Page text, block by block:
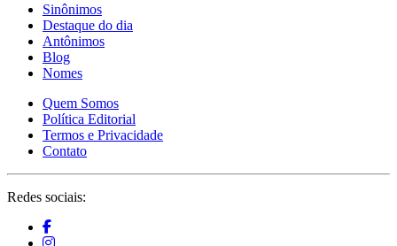
Sinônimos
Destaque do dia
Antônimos
Blog
Nomes
Quem Somos
Política Editorial
Termos e Privacidade
Contato
Redes sociais: